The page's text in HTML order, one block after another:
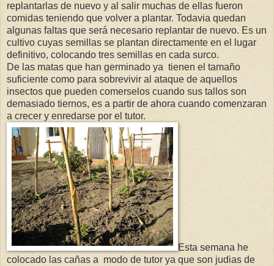
replantarlas de nuevo y al salir muchas de ellas fueron
comidas teniendo que volver a plantar. Todavia quedan
algunas faltas que será necesario replantar de nuevo. Es un
cultivo cuyas semillas se plantan directamente en el lugar
definitivo, colocando tres semillas en cada surco.
De las matas que han germinado ya tienen el tamaño
suficiente como para sobrevivir al ataque de aquellos
insectos que pueden comerselos cuando sus tallos son
demasiado tiernos, es a partir de ahora cuando comenzaran
a crecer y enredarse por el tutor.
Esta semana he
colocado las cañas a modo de tutor ya que son judias de